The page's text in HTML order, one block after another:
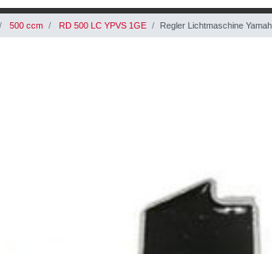
500 ccm RD 500 LC YPVS 1GE Regler Lichtmaschine